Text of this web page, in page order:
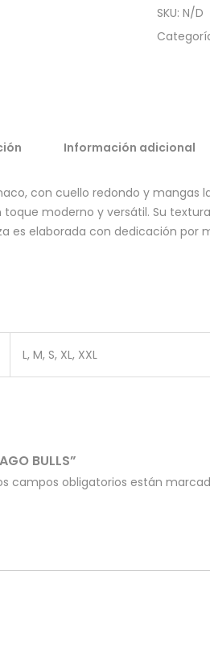
SKU: N/D
Información adicional
con cuello redondo y
moderno y versátil. Su
elaborada con dedicación por
L, M, S, XL, XXL
BULLS”
campos obligatorios están